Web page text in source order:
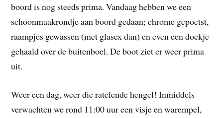
boord is nog steeds prima. Vandaag hebben we een
schoonmaakrondje aan boord gedaan; chrome gepoetst,
raampjes gewassen (met glasex dan) en even een doekje
gehaald over de buitenboel. De boot ziet er weer prima
uit.
Weer een dag, weer die ratelende hengel! Inmiddels
verwachten we rond 11:00 uur een visje en warempel,